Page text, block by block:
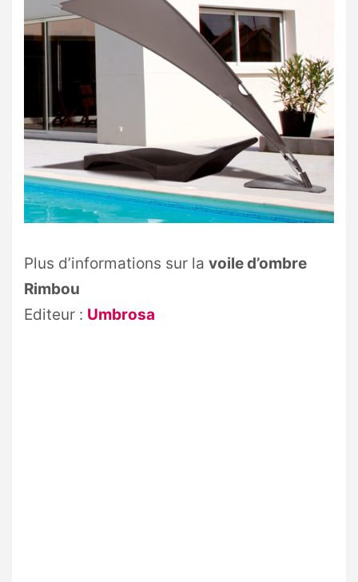
Plus d’informations sur la voile d’ombre
Rimbou
Editeur : Umbrosa